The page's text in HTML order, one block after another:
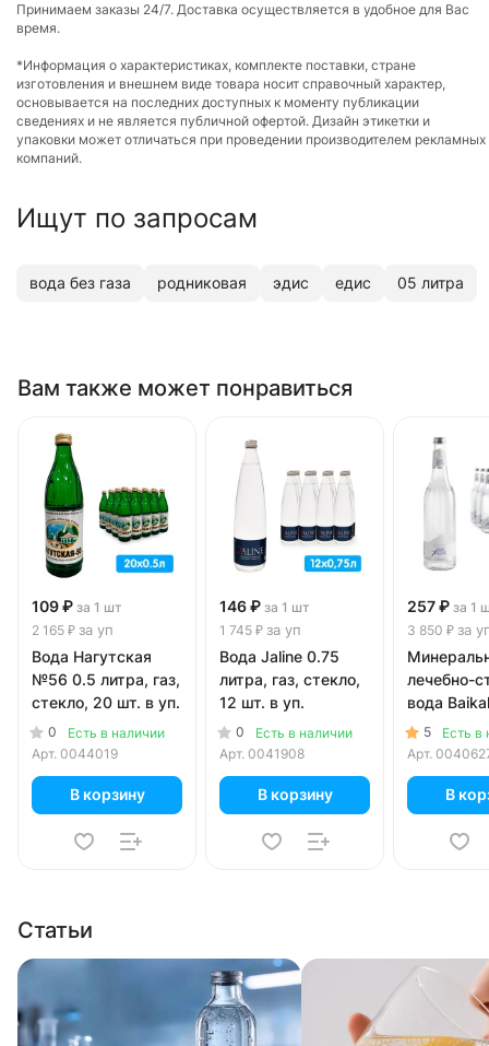
Принимаем заказы 24/7. Доставка осуществляется в удобное для Вас
время.
*Информация о характеристиках, комплекте поставки, стране
изготовления и внешнем виде товара носит справочный характер,
основывается на последних доступных к моменту публикации
сведениях и не является публичной офертой. Дизайн этикетки и
упаковки может отличаться при проведении производителем рекламных
компаний.
Ищут по запросам
вода без газа родниковая эдис едис 05 литра
Вам также может понравиться
109 ₽ за 1 шт
2 165 ₽ за уп
Вода Нагутская
№56 0.5 литра, газ,
стекло, 20 шт. в уп.
0
Есть в наличии
Арт. 0044019
В корзину
146 ₽ за 1 шт
1 745 ₽ за уп
Вода Jaline 0.75
литра, газ, стекло,
12 шт. в уп.
0
Есть в наличии
Арт. 0041908
В корзину
257 ₽ за 1
3 850 ₽ за
лечебно-
вода
0.75
стекло,
5
Есть в
Арт.
В
Статьи